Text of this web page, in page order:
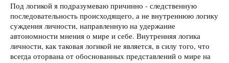
Под логикой я подразумеваю причинно - следственную
последовательность происходящего, а не внутреннюю логику
суждения личности, направленную на удержание
автономности мнения о мире и себе. Внутренняя логика
личности, как таковая логикой не является, в силу того, что
всегда оторвана от обоснованных представлений о мире на